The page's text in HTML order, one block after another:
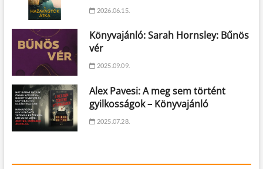
2026.06.15.
Könyvajánló: Sarah Hornsley: Bűnös
vér
2025.09.09.
Alex Pavesi: A meg sem történt
gyilkosságok – Könyvajánló
2025.07.28.